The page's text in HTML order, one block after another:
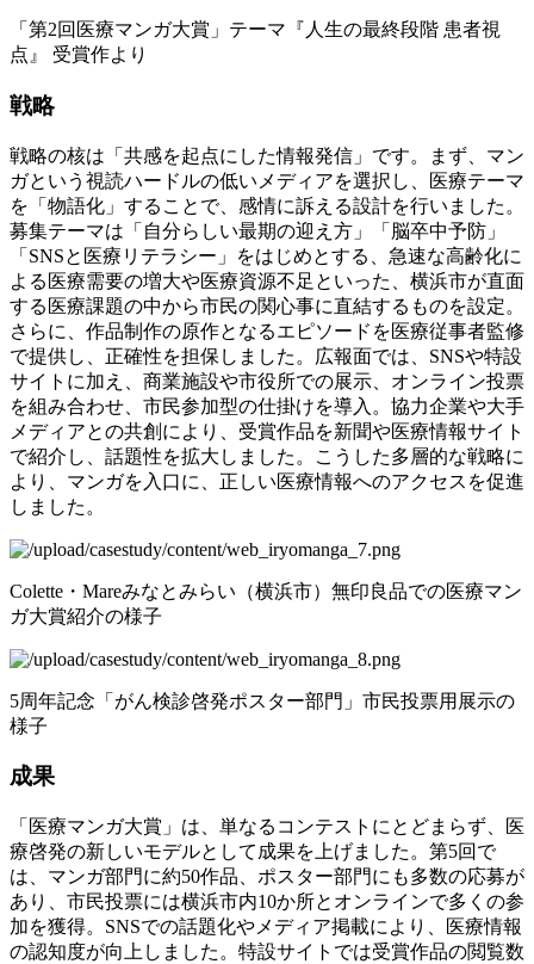
「第2回医療マンガ大賞」テーマ『人生の最終段階 患者視
点』 受賞作より
戦略
戦略の核は「共感を起点にした情報発信」です。まず、マン
ガという視読ハードルの低いメディアを選択し、医療テーマ
を「物語化」することで、感情に訴える設計を行いました。
募集テーマは「自分らしい最期の迎え方」「脳卒中予防」
「SNSと医療リテラシー」をはじめとする、急速な高齢化に
よる医療需要の増大や医療資源不足といった、横浜市が直面
する医療課題の中から市民の関心事に直結するものを設定。
さらに、作品制作の原作となるエピソードを医療従事者監修
で提供し、正確性を担保しました。広報面では、SNSや特設
サイトに加え、商業施設や市役所での展示、オンライン投票
を組み合わせ、市民参加型の仕掛けを導入。協力企業や大手
メディアとの共創により、受賞作品を新聞や医療情報サイト
で紹介し、話題性を拡大しました。こうした多層的な戦略に
より、マンガを入口に、正しい医療情報へのアクセスを促進
しました。
Colette・Mareみなとみらい（横浜市）無印良品での医療マン
ガ大賞紹介の様子
5周年記念「がん検診啓発ポスター部門」市民投票用展示の
様子
成果
「医療マンガ大賞」は、単なるコンテストにとどまらず、医
療啓発の新しいモデルとして成果を上げました。第5回で
は、マンガ部門に約50作品、ポスター部門にも多数の応募が
あり、市民投票には横浜市内10か所とオンラインで多くの参
加を獲得。SNSでの話題化やメディア掲載により、医療情報
の認知度が向上しました。特設サイトでは受賞作品の閲覧数